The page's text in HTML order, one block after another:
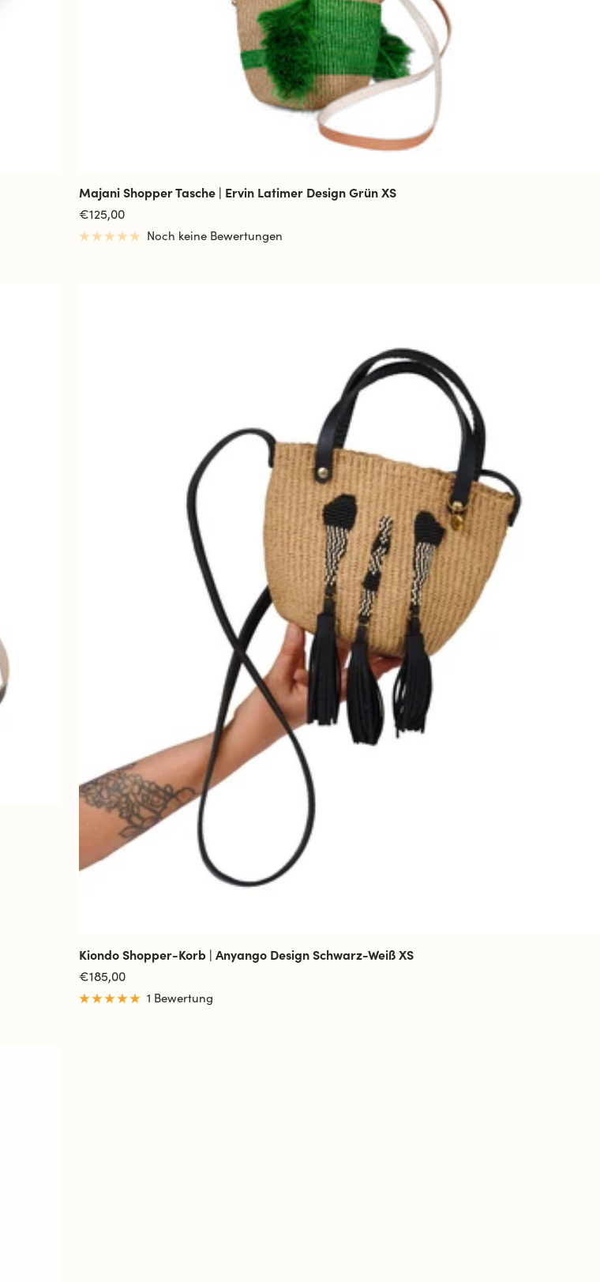
Majani Shopper Tasche | Ervin Latimer Design Grün XS
Angebotspreis
€125,00
Noch keine Bewertungen
Kiondo Shopper-Korb | Anyango Design Schwarz-Weiß XS
Angebotspreis
€185,00
1 Bewertung